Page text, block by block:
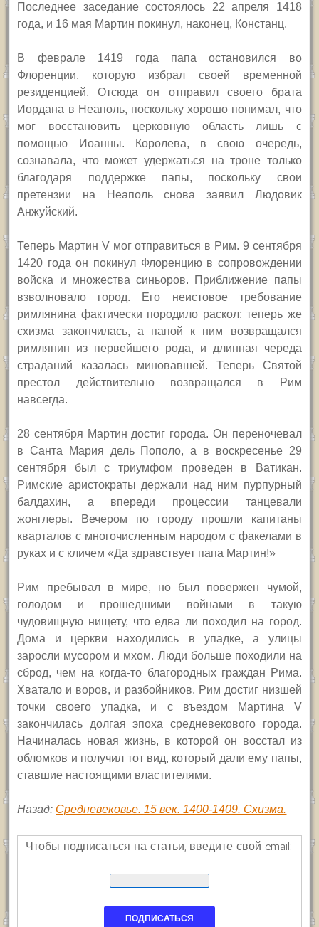
Последнее заседание состоялось 22 апреля 1418
года, и 16 мая Мартин покинул, наконец, Констанц.
В феврале 1419 года папа остановился во
Флоренции, которую избрал своей временной
резиденцией. Отсюда он отправил своего брата
Иордана в Неаполь, поскольку хорошо понимал, что
мог восстановить церковную область лишь с
помощью Иоанны. Королева, в свою очередь,
сознавала, что может удержаться на троне только
благодаря поддержке папы, поскольку свои
претензии на Неаполь снова заявил Людовик
Анжуйский.
Теперь Мартин V мог отправиться в Рим. 9 сентября
1420 года он покинул Флоренцию в сопровождении
войска и множества синьоров. Приближение папы
взволновало город. Его неистовое требование
римлянина фактически породило раскол; теперь же
схизма закончилась, а папой к ним возвращался
римлянин из первейшего рода, и длинная череда
страданий казалась миновавшей. Теперь Святой
престол действительно возвращался в Рим
навсегда.
28 сентября Мартин достиг города. Он переночевал
в Санта Мария дель Пополо, а в воскресенье 29
сентября был с триумфом проведен в Ватикан.
Римские аристократы держали над ним пурпурный
балдахин, а впереди процессии танцевали
жонглеры. Вечером по городу прошли капитаны
кварталов с многочисленным народом с факелами в
руках и с кличем «Да здравствует папа Мартин!»
Рим пребывал в мире, но был повержен чумой,
голодом и прошедшими войнами в такую
чудовищную нищету, что едва ли походил на город.
Дома и церкви находились в упадке, а улицы
заросли мусором и мхом. Люди больше походили на
сброд, чем на когда-то благородных граждан Рима.
Хватало и воров, и разбойников. Рим достиг низшей
точки своего упадка, и с въездом Мартина V
закончилась долгая эпоха средневекового города.
Начиналась новая жизнь, в которой он восстал из
обломков и получил тот вид, который дали ему папы,
ставшие настоящими властителями.
Назад: Средневековье. 15 век. 1400-1409. Схизма.
Чтобы подписаться на статьи, введите свой email: